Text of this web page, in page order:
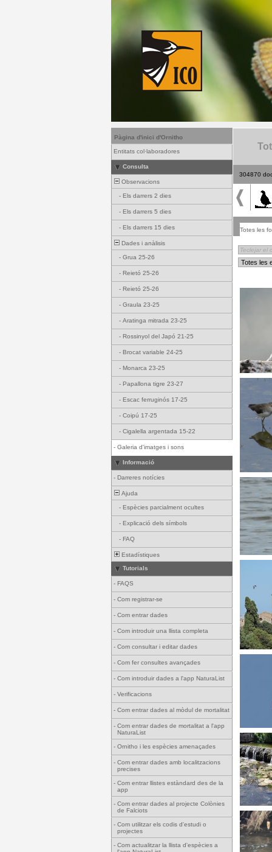
Pàgina d'inici d'Ornitho
Entitats col·laboradores
Consulta
Observacions
- Els darrers 2 dies
- Els darrers 5 dies
- Els darrers 15 dies
Dades i anàlisis
- Grua 25-26
- Reietó 25-26
- Reietó 25-26
- Graula 23-25
- Aratinga mitrada 23-25
- Rossinyol del Japó 21-25
- Brocat variable 24-25
- Monarca 23-25
- Papallona tigre 23-27
- Escac ferruginós 17-25
- Coipú 17-25
- Cigalella argentada 15-22
- Galeria d'imatges i sons
Informació
- Darreres notícies
Ajuda
- Espècies parcialment ocultes
- Explicació dels símbols
- FAQ
Estadístiques
Tutorials
- FAQS
- Com registrar-se
- Com entrar dades
- Com introduir una llista completa
- Com consultar i editar dades
- Com fer consultes avançades
- Com introduir dades a l'app NaturaList
- Verificacions
- Com entrar dades al mòdul de mortalitat
- Com entrar dades de mortalitat a l'app
NaturaList
- Ornitho i les espècies amenaçades
- Com entrar dades amb localitzacions
precises
- Com entrar llistes estàndard des de la
app
- Com entrar dades al projecte Colònies
de Falciots
- Com utilitzar els codis d'estudi o
projectes
- Com actualitzar la llista d'espècies a
304870
Totes les